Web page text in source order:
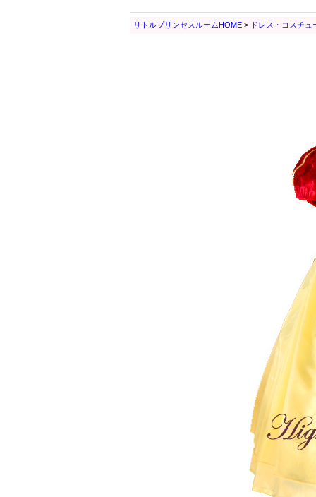
リトルプリンセスルームHOME > ドレス・コスチュ